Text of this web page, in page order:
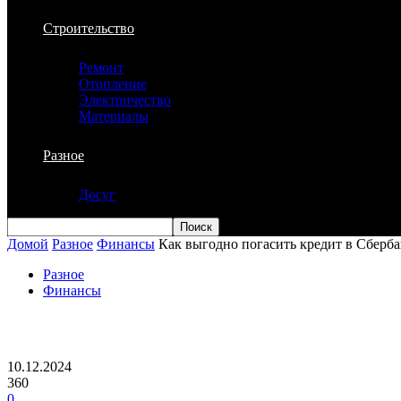
Строительство
Ремонт
Отопление
Электричество
Материалы
Разное
Досуг
Домой Разное Финансы Как выгодно погасить кредит в
Разное
Финансы
10.12.2024
360